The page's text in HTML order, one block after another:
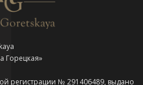
Горецкая»
регистрации № 291406489, выдано